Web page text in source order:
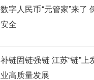
数字人民币“元管家”来了
安全
补链固链强链 江苏“链”上
业高质量发展